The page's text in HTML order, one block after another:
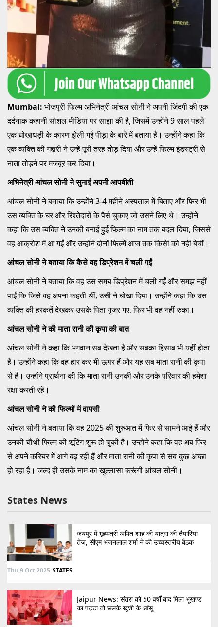
Mumbai: भोजपुरी फिल्म अभिनेत्री आंचल सोनी ने अपनी जिंदगी की एक
दर्दनाक कहानी सोशल मीडिया पर साझा की है, जिसमें उन्होंने 9 साल पहले
एक धोखाधड़ी के कारण झेली गई पीड़ा के बारे में बताया है। उन्होंने कहा कि
एक व्यक्ति की गद्दारी ने उन्हें पूरी तरह तोड़ दिया और उन्हें फिल्म इंडस्ट्री से
नाता तोड़ने पर मजबूर कर दिया।
अभिनेत्री आंचल सोनी ने सुनाई अपनी आपबीती
आंचल सोनी ने बताया कि उन्होंने 3-4 महीने अस्पताल में बिताए और फिर भी
उस व्यक्ति के घर और रिश्तेदारों के पैसे चुकाए जो उसने लिए थे। उन्होंने
कहा कि उस व्यक्ति ने उनकी बनाई हुई फिल्म का नाम तक बदल दिया, जिससे
वह आक्रोश में आ गईं और उन्होंने दोनों फिल्में आज तक किसी को नहीं बेचीं।
आंचल सोनी ने बताया कि कैसे वह डिप्रेशन में चली गईं
आंचल सोनी ने बताया कि वह उस समय डिप्रेशन में चली गईं और समझ नहीं
पाईं कि जिसे वह अपना कहती थीं, उसी ने धोखा दिया। उन्होंने कहा कि उस
व्यक्ति की हरकतें देखकर उसके पिता गुजर गए, फिर भी वह नहीं रुका।
आंचल सोनी ने की माता रानी की कृपा की बात
आंचल सोनी ने कहा कि भगवान सब देखता है और सबका हिसाब भी यहीं होता
है। उन्होंने कहा कि वह हार कर भी ऊपर हैं और यह सब माता रानी की कृपा
से है। उन्होंने प्रार्थना की कि माता रानी उनकी और उनके परिवार की हमेशा
रक्षा करती रहें।
आंचल सोनी ने की फिल्मों में वापसी
आंचल सोनी ने बताया कि वह 2025 की शुरुआत में फिर से सामने आई हैं और
उनकी चौथी फिल्म की शूटिंग शुरू हो चुकी है। उन्होंने कहा कि वह अब फिर
से अपने करियर में आगे बढ़ रही हैं और माता रानी की कृपा से सब कुछ अच्छा
हो रहा है। जल्द ही उसके नाम का खुल्लासा करूंगी आंचल सोनी।
States News
जयपुर में गृहमंत्री अमित शाह की यात्रा की तैयारियां
तेज़, सीएम भजनलाल शर्मा ने की उच्चस्तरीय बैठक
Thu,9 Oct 2025 STATES
Jaipur News: संतरा को 50 वर्षों बाद मिला भूखण्ड
का पट्टा तो छलके खुशी के आंसू